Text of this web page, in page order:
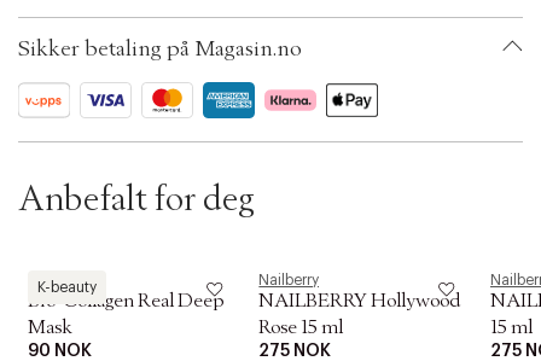
i
o
ID: ADXK97-0008
Sikker betaling på Magasin.no
Anbefalt for deg
K-beauty
Biodance
Bio-Collagen Real Deep
Mask
90 NOK
Nailberry
NAILBERRY Hollywood
Rose 15 ml
275 NOK
15 ml
275